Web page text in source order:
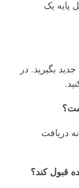
پایه یک
بگیرید. در
دریافت
قبول کند؟